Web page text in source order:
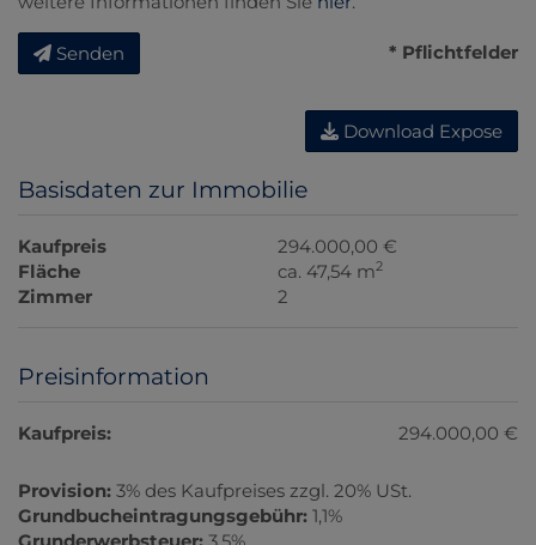
Senden * Pflichtfelder
Download Expose
Basisdaten zur Immobilie
Kaufpreis
294.000,00 €
Fläche
ca. 47,54 m2
Zimmer 2
Preisinformation
Kaufpreis: 294.000,00 €
Provision: 3% des Kaufpreises zzgl. 20% USt.
Grundbucheintragungsgebühr: 1,1%
Grunderwerbsteuer: 3,5%